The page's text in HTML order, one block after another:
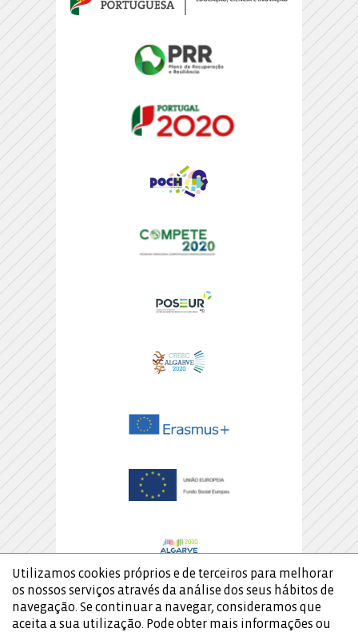
Utilizamos cookies próprios e de terceiros para melhorar
os nossos serviços através da análise dos seus hábitos de
navegação. Se continuar a navegar, consideramos que
aceita a sua utilização. Pode obter mais informações ou